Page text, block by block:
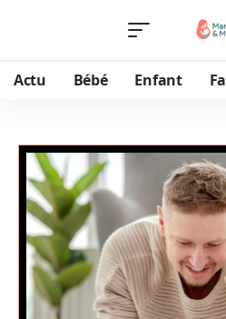
Actu Bébé Enfant